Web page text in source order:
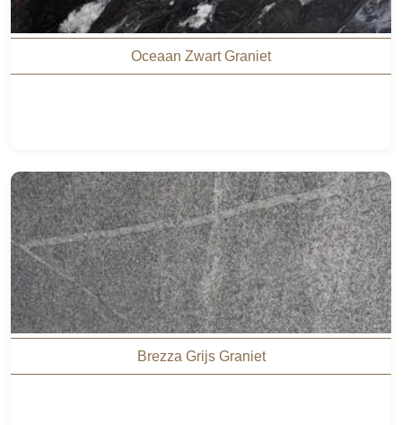
Oceaan Zwart Graniet
Brezza Grijs Graniet